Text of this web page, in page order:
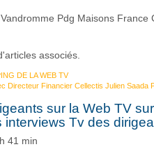
Pdg Maisons France
associés.
DE LA WEB TV
Directeur Financier Cellectis Julien Saada
sur la Web TV
interviews Tv des
41 min